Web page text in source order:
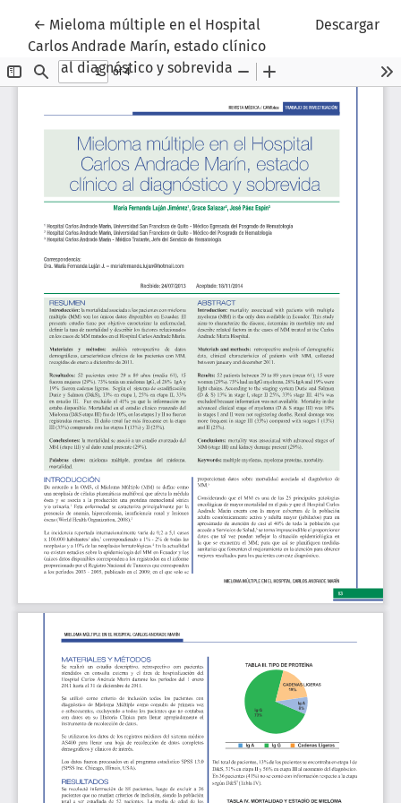
← Volver a los detalles del artículo
Mieloma múltiple en el Hospital
Carlos Andrade Marín, estado clínico
al diagnóstico y sobrevida
Descargar